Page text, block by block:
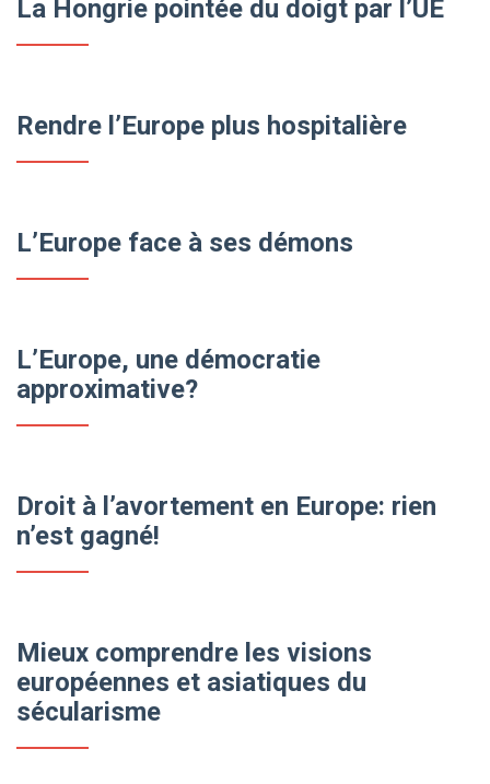
La Hongrie pointée du doigt par l’UE
Rendre l’Europe plus hospitalière
L’Europe face à ses démons
L’Europe, une démocratie
approximative?
Droit à l’avortement en Europe: rien
n’est gagné!
Mieux comprendre les visions
européennes et asiatiques du
sécularisme